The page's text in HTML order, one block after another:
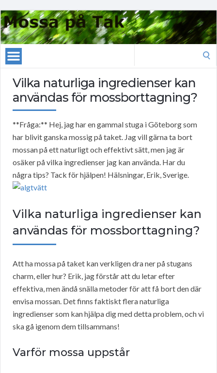
Vilka naturliga ingredienser kan
användas för mossborttagning?
**Fråga:** Hej, jag har en gammal stuga i Göteborg som
har blivit ganska mossig på taket. Jag vill gärna ta bort
mossan på ett naturligt och effektivt sätt, men jag är
osäker på vilka ingredienser jag kan använda. Har du
några tips? Tack för hjälpen! Hälsningar, Erik, Sverige.
Vilka naturliga ingredienser kan
användas för mossborttagning?
Att ha mossa på taket kan verkligen dra ner på stugans
charm, eller hur? Erik, jag förstår att du letar efter
effektiva, men ändå snälla metoder för att få bort den där
envisa mossan. Det finns faktiskt flera naturliga
ingredienser som kan hjälpa dig med detta problem, och vi
ska gå igenom dem tillsammans!
Varför mossa uppstår